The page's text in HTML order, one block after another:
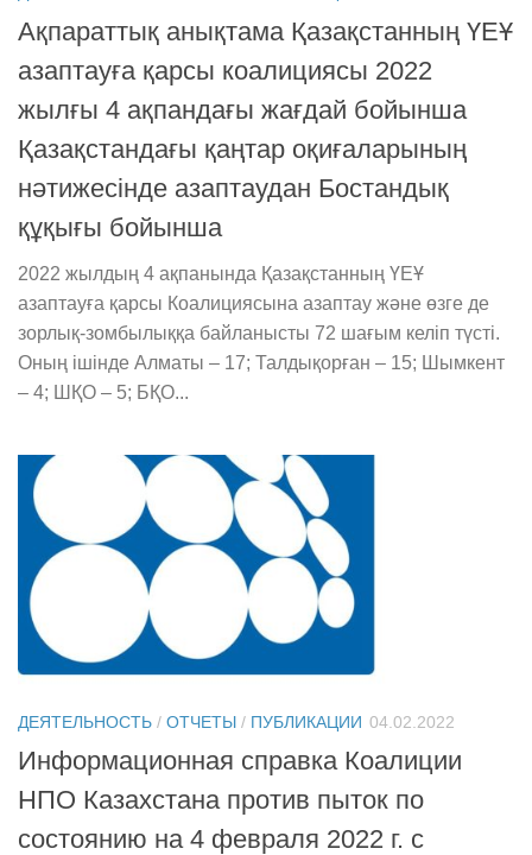
Ақпараттық анықтама Қазақстанның ҮЕҰ
азаптауға қарсы коалициясы 2022
жылғы 4 ақпандағы жағдай бойынша
Қазақстандағы қаңтар оқиғаларының
нәтижесінде азаптаудан Бостандық
құқығы бойынша
2022 жылдың 4 ақпанында Қазақстанның ҮЕҰ
азаптауға қарсы Коалициясына азаптау және өзге де
зорлық-зомбылыққа байланысты 72 шағым келіп түсті.
Оның ішінде Алматы – 17; Талдықорған – 15; Шымкент
– 4; ШҚО – 5; БҚО...
ДЕЯТЕЛЬНОСТЬ / ОТЧЕТЫ / ПУБЛИКАЦИИ 04.02.2022
Информационная справка Коалиции
НПО Казахстана против пыток по
состоянию на 4 февраля 2022 г. с